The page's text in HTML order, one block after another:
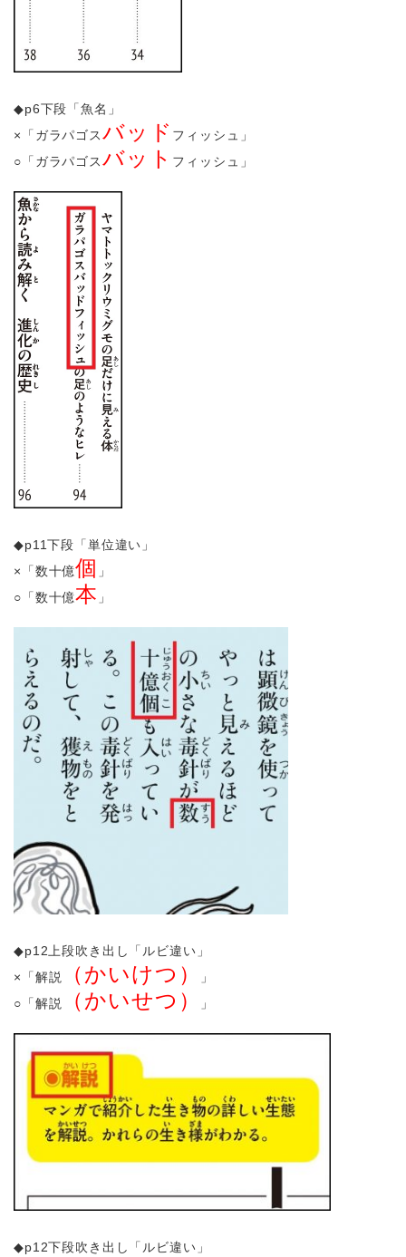
◆p6下段「魚名」
×「ガラパゴスバッド フィッシュ」
○「ガラパゴスバット フィッシュ」
◆p11下段「単位違い」
×「数十億個 」
○「数十億本 」
◆p12上段吹き出し「ルビ違い」
×「解説
（かいけつ）
」
○「解説
（かいせつ） 」
◆p12下段吹き出し「ルビ違い」